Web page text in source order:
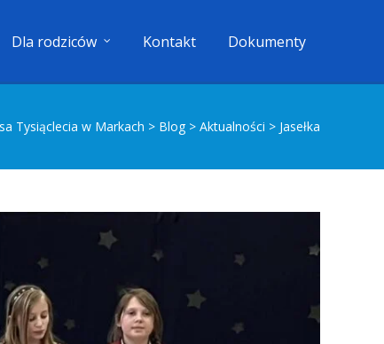
Dla rodziców Kontakt Dokumenty
Tysiąclecia w Markach > Blog > Aktualności > Jasełka